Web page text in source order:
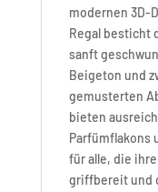
modernen 3D-
Regal besticht
sanft
Beigeton und
gemusterten
bieten
Parfümflakons
für alle, die
griffbereit und